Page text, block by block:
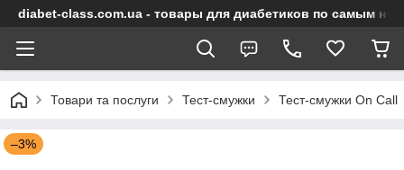
diabet-class.com.ua - товары для диабетиков по самым
Товари та послуги Тест-смужки Тест-смужки On Call
–3%